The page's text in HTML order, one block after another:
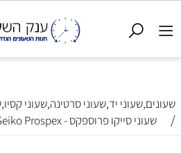
שעונים,שעוני יד,שעוני סרטינה,שעוני
/ שעוני סייקו פרוספקס - Seiko Prospex